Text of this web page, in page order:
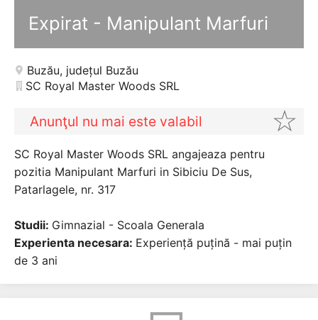
Expirat - Manipulant Marfuri
Buzău, județul Buzău
SC Royal Master Woods SRL
Anunţul nu mai este valabil
SC Royal Master Woods SRL angajeaza pentru
pozitia Manipulant Marfuri in Sibiciu De Sus,
Patarlagele, nr. 317
Studii: Gimnazial - Scoala Generala
Experienta necesara: Experiență puțină - mai puțin
de 3 ani